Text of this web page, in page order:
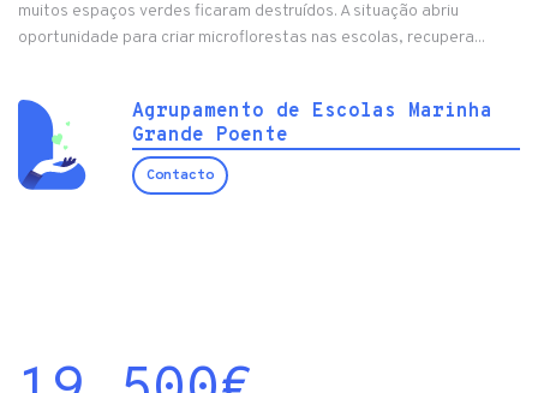
muitos espaços verdes ficaram destruídos. A situação abriu
oportunidade para criar microflorestas nas escolas, recupera...
Agrupamento de Escolas Marinha
Grande Poente
Contacto